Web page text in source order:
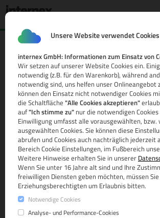
Unsere Website verwendet Cookies
internex GmbH: Informationen zum Einsatz von
Wir setzen auf unserer Website Cookies ein.
notwendig (z.B. für den Warenkorb), während
notwendig sind, uns helfen unser Onlineangebot
können den Einsatz nicht notwendiger Cookies
die Schaltfläche "Alle Cookies akzeptieren"
auf"Ich stimme zu" nur die notwendigen
Einwilligung umfasst alle vorausgewählten, bzw.
ausgewählten Cookies. Sie können diese
abrufen und Cookies auch nachträglich jederzeit
Bereich Cookie Einstellungen, im Fußbereich
Weitere Hinweise erhalten Sie in unserer
Wenn Sie unter 16 Jahre alt sind und Ihre
freiwilligen Diensten geben möchten, müssen
Erziehungsberechtigten um Erlaubnis bitten.
Notwendige Cookies
Analyse- und Performance-Cookies
.cafe Domain
Alle Infos
www.